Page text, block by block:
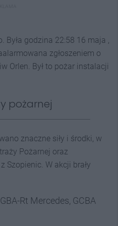
Była godzina 22:58 16 maja ,
zgłoszeniem o
Orlen. Był to pożar instalacji
pożarnej
znaczne siły i środki, w
Pożarnej oraz
Szopienic. W akcji brały
Rt Mercedes, GCBA